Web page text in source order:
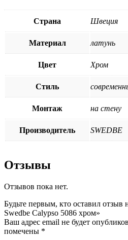
Страна Швеция
Материал латунь
Цвет Хром
Стиль
Монтаж на стену
Производитель SWEDBE
Отзывы
Отзывов пока нет.
Будьте первым, кто оставил
Swedbe Calypso 5086 хром»
Ваш адрес email не будет
помечены *